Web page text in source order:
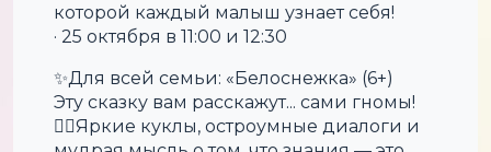
которой каждый малыш узнает себя!
· 25 октября в 11:00 и 12:30
✨Для всей семьи: «Белоснежка» (6+)
Эту сказку вам расскажут... сами гномы!
🧙‍♂️Яркие куклы, остроумные диалоги и